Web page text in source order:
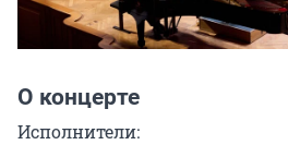
О концерте
Исполнители: